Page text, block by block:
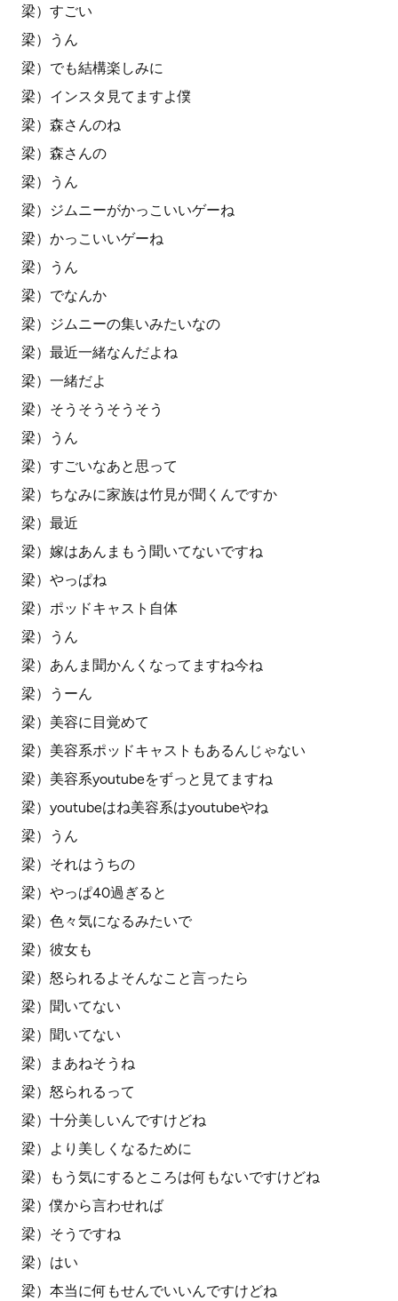
梁）すごい
梁）うん
梁）でも結構楽しみに
梁）インスタ見てますよ僕
梁）森さんのね
梁）森さんの
梁）うん
梁）ジムニーがかっこいいゲーね
梁）かっこいいゲーね
梁）うん
梁）でなんか
梁）ジムニーの集いみたいなの
梁）最近一緒なんだよね
梁）一緒だよ
梁）そうそうそうそう
梁）うん
梁）すごいなあと思って
梁）ちなみに家族は竹見が聞くんですか
梁）最近
梁）嫁はあんまもう聞いてないですね
梁）やっぱね
梁）ポッドキャスト自体
梁）うん
梁）あんま聞かんくなってますね今ね
梁）うーん
梁）美容に目覚めて
梁）美容系ポッドキャストもあるんじゃない
梁）美容系youtubeをずっと見てますね
梁）youtubeはね美容系はyoutubeやね
梁）うん
梁）それはうちの
梁）やっぱ40過ぎると
梁）色々気になるみたいで
梁）彼女も
梁）怒られるよそんなこと言ったら
梁）聞いてない
梁）聞いてない
梁）まあねそうね
梁）怒られるって
梁）十分美しいんですけどね
梁）より美しくなるために
梁）もう気にするところは何もないですけどね
梁）僕から言わせれば
梁）そうですね
梁）はい
梁）本当に何もせんでいいんですけどね